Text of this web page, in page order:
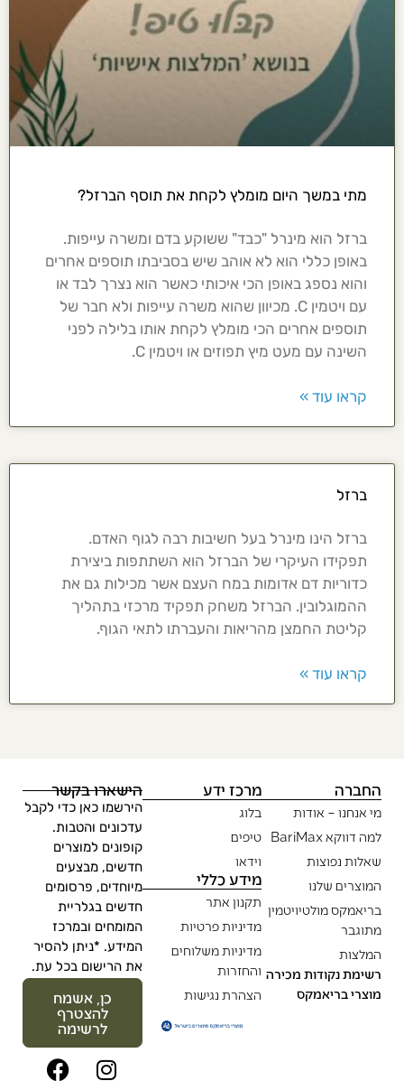
מתי במשך היום מומלץ לקחת את תוסף הברזל?
ברזל הוא מינרל "כבד" ששוקע בדם ומשרה עייפות.
באופן כללי הוא לא אוהב שיש בסביבתו תוספים אחרים
והוא נספג באופן הכי איכותי כאשר הוא נצרך לבד או
עם ויטמין C. מכיוון שהוא משרה עייפות ולא חבר של
תוספים אחרים הכי מומלץ לקחת אותו בלילה לפני
השינה עם מעט מיץ תפוזים או ויטמין C.
קראו עוד »
ברזל
ברזל הינו מינרל בעל חשיבות רבה לגוף האדם.
תפקידו העיקרי של הברזל הוא השתתפות ביצירת
כדוריות דם אדומות במח העצם אשר מכילות גם את
ההמוגלובין. הברזל משחק תפקיד מרכזי בתהליך
קליטת החמצן מהריאות והעברתו לתאי הגוף.
קראו עוד »
החברה
מי אנחנו – אודות
למה דווקא BariMax
שאלות נפוצות
המוצרים שלנו
בריאמקס מולטיויטמין
מתוגבר
המלצות
רשימת נקודות מכירה
מוצרי בריאמקס
מרכז ידע
בלוג
טיפים
וידאו
מידע כללי
תקנון אתר
מדיניות פרטיות
מדיניות משלוחים
והחזרות
הצהרת נגישות
הישארו בקשר
הירשמו כאן כדי לקבל
עדכונים והטבות.
קופונים למוצרים
חדשים, מבצעים
מיוחדים, פרסומים
חדשים בגלריית
המומחים ובמרכז
המידע. *ניתן להסיר
את הרישום בכל עת.
כן, אשמח
להצטרף
לרשימה